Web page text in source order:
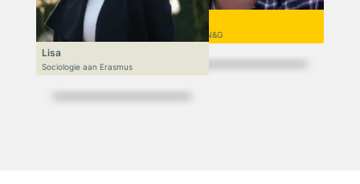
Niek
VWO 6, N&T/N&G
Lisa
Sociologie aan Erasmus